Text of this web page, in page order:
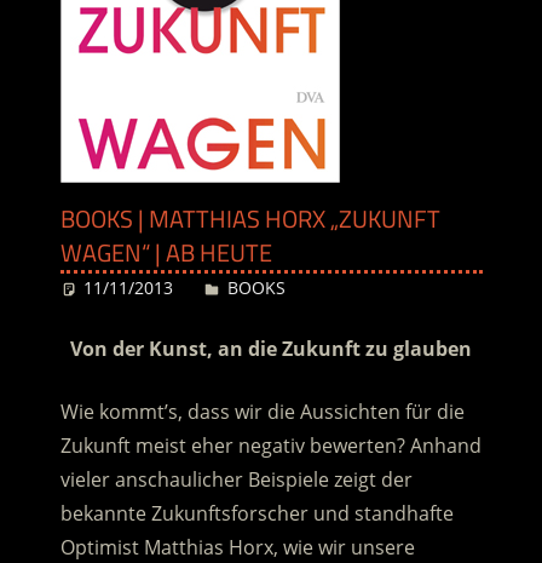
BOOKS | MATTHIAS HORX „ZUKUNFT
WAGEN“ | AB HEUTE
11/11/2013 Desiree
BOOKS
Von der Kunst, an die Zukunft zu glauben
Wie kommt’s, dass wir die Aussichten für die
Zukunft meist eher negativ bewerten? Anhand
vieler anschaulicher Beispiele zeigt der
bekannte Zukunftsforscher und standhafte
Optimist Matthias Horx, wie wir unsere